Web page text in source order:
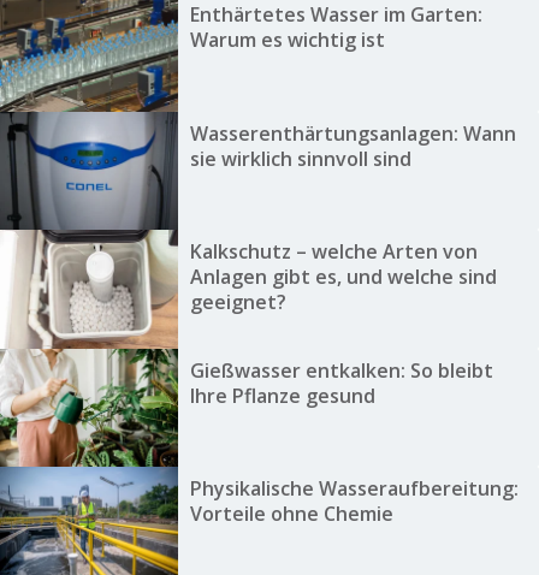
Enthärtetes Wasser im Garten:
Warum es wichtig ist
Wasserenthärtungsanlagen: Wann
sie wirklich sinnvoll sind
Kalkschutz – welche Arten von
Anlagen gibt es, und welche sind
geeignet?
Gießwasser entkalken: So bleibt
Ihre Pflanze gesund
Physikalische Wasseraufbereitung:
Vorteile ohne Chemie